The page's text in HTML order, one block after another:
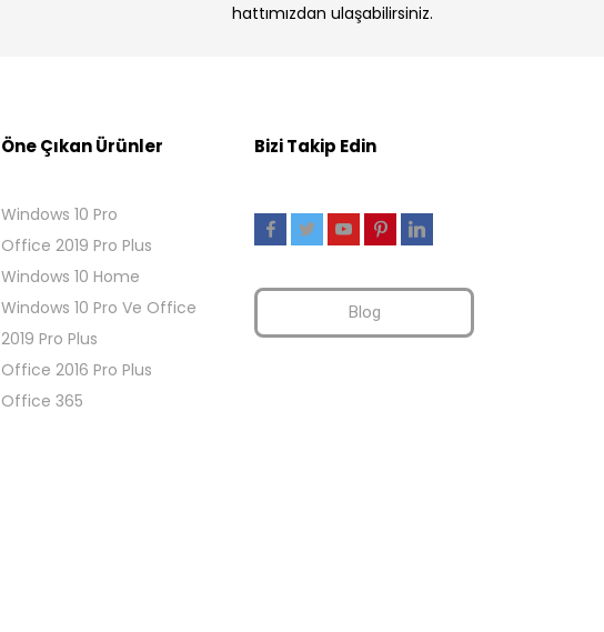
hattımızdan ulaşabilirsiniz.
Öne Çıkan Ürünler
Windows 10 Pro
Office 2019 Pro Plus
Windows 10 Home
Windows 10 Pro Ve Office
2019 Pro Plus
Office 2016 Pro Plus
Office 365
Bizi Takip Edin
Blog